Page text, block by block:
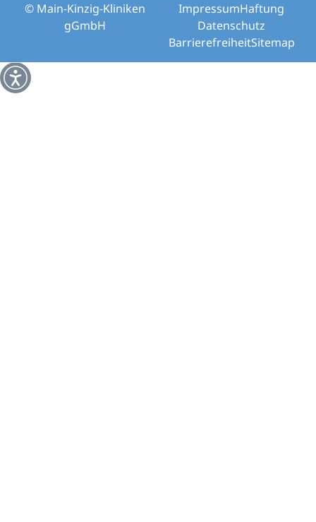
© Main-Kinzig-Kliniken
gGmbH
ImpressumHaftung
Datenschutz
BarrierefreiheitSitemap
Weitere Informationen über den gesperrten Inhalt.